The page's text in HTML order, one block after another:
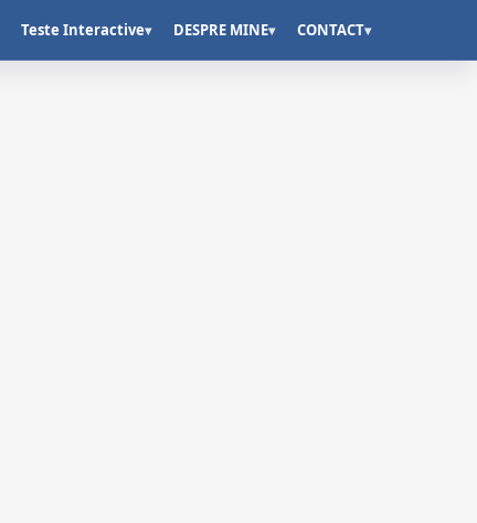
Teste Interactive▾ DESPRE MINE▾ CONTACT▾